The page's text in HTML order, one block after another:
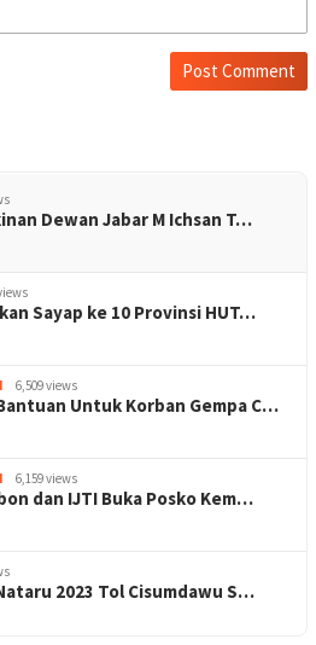
Dewan Jabar M Ichsan T…
Sayap ke 10 Provinsi HUT…
6,509 views
Untuk Korban Gempa C…
6,159 views
dan IJTI Buka Posko Kem…
2023 Tol Cisumdawu S…